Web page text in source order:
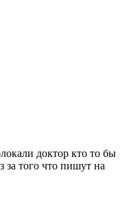
доктор кто то бы
за того что пишут на